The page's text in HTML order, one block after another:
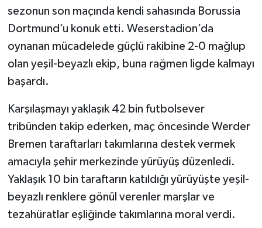
sezonun son maçında kendi sahasında Borussia
Dortmund’u konuk etti. Weserstadion’da
oynanan mücadelede güçlü rakibine 2-0 mağlup
olan yeşil-beyazlı ekip, buna rağmen ligde kalmayı
başardı.
Karşılaşmayı yaklaşık 42 bin futbolsever
tribünden takip ederken, maç öncesinde Werder
Bremen taraftarları takımlarına destek vermek
amacıyla şehir merkezinde yürüyüş düzenledi.
Yaklaşık 10 bin taraftarın katıldığı yürüyüşte yeşil-
beyazlı renklere gönül verenler marşlar ve
tezahüratlar eşliğinde takımlarına moral verdi.